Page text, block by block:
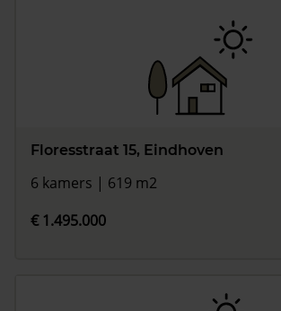
Floresstraat 15, Eindhoven
6 kamers | 619 m2
€ 1.495.000